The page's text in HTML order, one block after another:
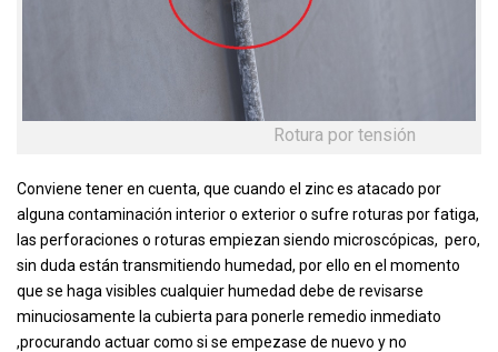
Rotura por tensión
Conviene tener en cuenta, que cuando el zinc es atacado por
alguna contaminación interior o exterior o sufre roturas por fatiga,
las perforaciones o roturas empiezan siendo microscópicas, pero,
sin duda están transmitiendo humedad, por ello en el momento
que se haga visibles cualquier humedad debe de revisarse
minuciosamente la cubierta para ponerle remedio inmediato
,procurando actuar como si se empezase de nuevo y no